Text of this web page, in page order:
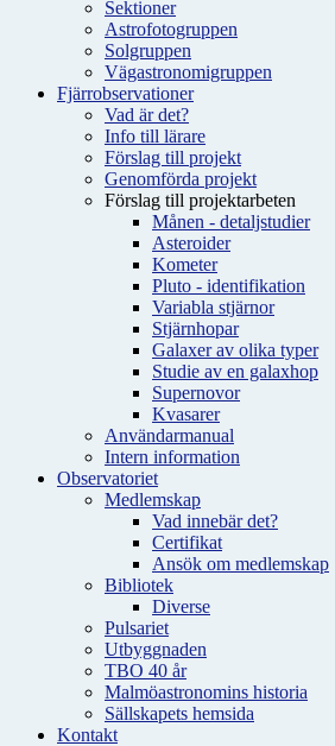
Sektioner
Astrofotogruppen
Solgruppen
Vägastronomigruppen
Fjärrobservationer
Vad är det?
Info till lärare
Förslag till projekt
Genomförda projekt
Förslag till projektarbeten
Månen - detaljstudier
Asteroider
Kometer
Pluto - identifikation
Variabla stjärnor
Stjärnhopar
Galaxer av olika typer
Studie av en galaxhop
Supernovor
Kvasarer
Användarmanual
Intern information
Observatoriet
Medlemskap
Vad innebär det?
Certifikat
Ansök om medlemskap
Bibliotek
Diverse
Pulsariet
Utbyggnaden
TBO 40 år
Malmöastronomins historia
Sällskapets hemsida
Kontakt